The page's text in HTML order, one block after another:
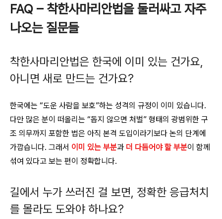
FAQ – 착한사마리안법을 둘러싸고 자주
나오는 질문들
착한사마리안법은 한국에 이미 있는 건가요,
아니면 새로 만드는 건가요?
한국에는 “도운 사람을 보호”하는 성격의 규정이 이미 있습니다.
다만 많은 분이 떠올리는 “돕지 않으면 처벌” 형태의 광범위한 구
조 의무까지 포함한 법은 아직 본격 도입이라기보다 논의 단계에
가깝습니다. 그래서 이미 있는 부분과 더 다듬어야 할 부분이 함께
섞여 있다고 보는 편이 정확합니다.
길에서 누가 쓰러진 걸 보면, 정확한 응급처치
를 몰라도 도와야 하나요?